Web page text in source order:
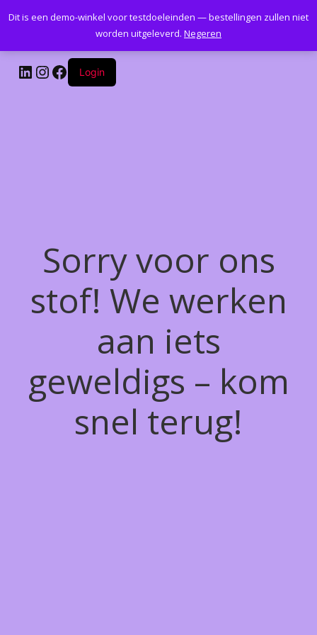
Kantoormeubelenplus.com
LinkedIn
Instagram
Facebook
Login
Sorry voor ons
stof! We werken
aan iets
geweldigs – kom
snel terug!
Dit is een demo-winkel voor testdoeleinden — bestellingen zullen niet
worden uitgeleverd. Negeren